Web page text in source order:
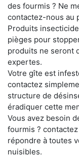
des fourmis ? Ne
contactez-nous au
Produits
pièges pour
produits ne seront
expertes.
Votre gîte est
contactez
structure de
éradiquer cette
Vous avez besoin
fourmis ?
répondre à toutes
nuisibles.